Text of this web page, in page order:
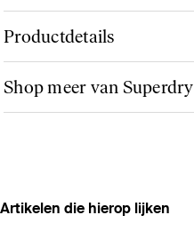
Productdetails
Shop meer van Superdry
Artikelen die hierop lijken